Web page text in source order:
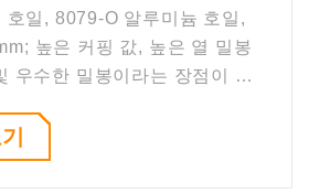
일, 8079-O 알루미늄 호일,
높은 커핑 값, 높은 열 밀봉
우수한 밀봉이라는 장점이 있